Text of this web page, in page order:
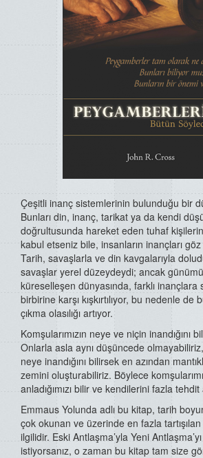
Çeşitli inanç sistemlerinin bulunduğu bir
Bunları din, inanç, tarikat ya da kendi
doğrultusunda hareket eden tuhaf
kabul etseniz bile, insanların inançları
Tarih, savaşlarla ve din kavgalarıyla
savaşlar yerel düzeydeydi; ancak
küreselleşen dünyasında, farklı inançlara
birbirine karşı kışkırtılıyor, bu nedenle de
çıkma olasılığı artıyor.
Komşularımızın neye ve niçin inandığını
Onlarla asla aynı düşüncede
neye inandığını bilirsek en azından
zemini oluşturabiliriz. Böylece
anladığımızı bilir ve kendilerini fazla
Emmaus Yolunda adlı bu kitap, tarih
çok okunan ve üzerinde en fazla
ilgilidir. Eski Antlaşma’yla Yeni
istiyorsanız, o zaman bu kitap tam size